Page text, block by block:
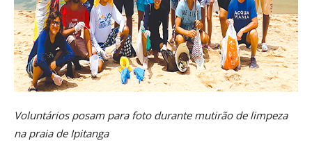
Voluntários posam para foto durante mutirão de limpeza
na praia de Ipitanga